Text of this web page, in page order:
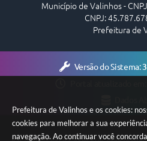
Prefeitura de Valinhos e os cookies:
cookies para melhorar a sua
navegação. Ao continuar você
Município de Valinhos -
CNPJ:
Prefeitura de
Versão do Sistema: